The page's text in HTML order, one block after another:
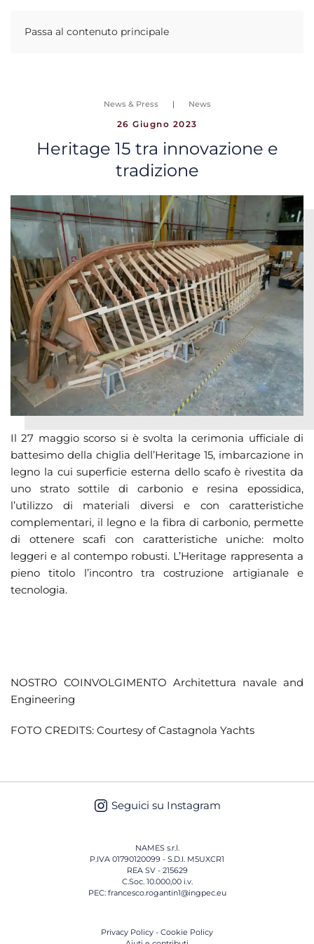
Passa al contenuto principale
News & Press News
26 Giugno 2023
Heritage 15 tra innovazione e
tradizione
Il 27 maggio scorso si è svolta la cerimonia ufficiale di
battesimo della chiglia dell’Heritage 15, imbarcazione in
legno la cui superficie esterna dello scafo è rivestita da
uno strato sottile di carbonio e resina epossidica,
l’utilizzo di materiali diversi e con caratteristiche
complementari, il legno e la fibra di carbonio, permette
di ottenere scafi con caratteristiche uniche: molto
leggeri e al contempo robusti. L’Heritage rappresenta a
pieno titolo l’incontro tra costruzione artigianale e
tecnologia.
NOSTRO COINVOLGIMENTO Architettura navale and
Engineering
FOTO CREDITS: Courtesy of Castagnola Yachts
Seguici su Instagram
NAMES s.r.l.
P.IVA 01790120099 - S.D.I. M5UXCR1
REA SV - 215629
C.Soc. 10.000,00 i.v.
PEC: francesco.rogantin1@ingpec.eu
Privacy Policy - Cookie Policy